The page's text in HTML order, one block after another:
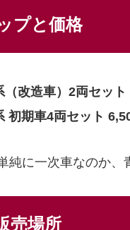
プと価格
（改造車）2両セット
初期車4両セット
に一次車なのか、
売場所